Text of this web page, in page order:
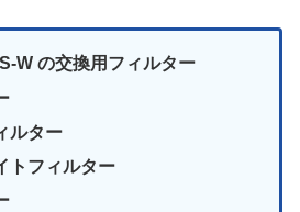
W の交換用フィルター
ルター
トフィルター